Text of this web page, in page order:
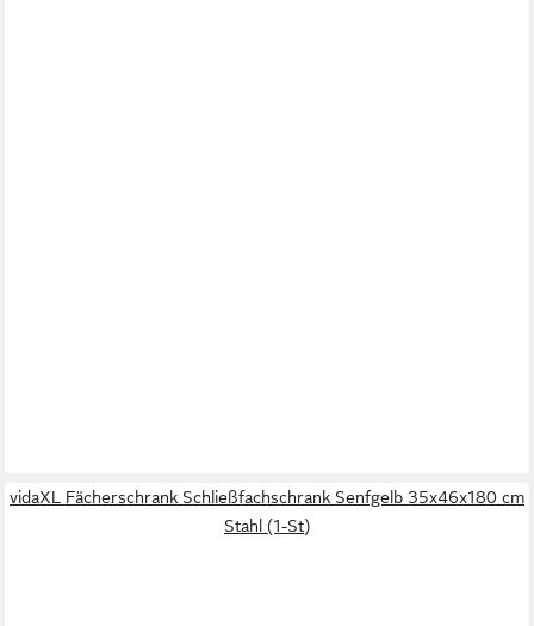
vidaXL Fächerschrank Schließfachschrank Senfgelb 35x46x180 cm
Stahl (1-St)